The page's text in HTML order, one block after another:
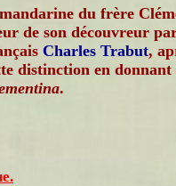
du frère
de son découvreur
Charles Trabut,
distinction en
.